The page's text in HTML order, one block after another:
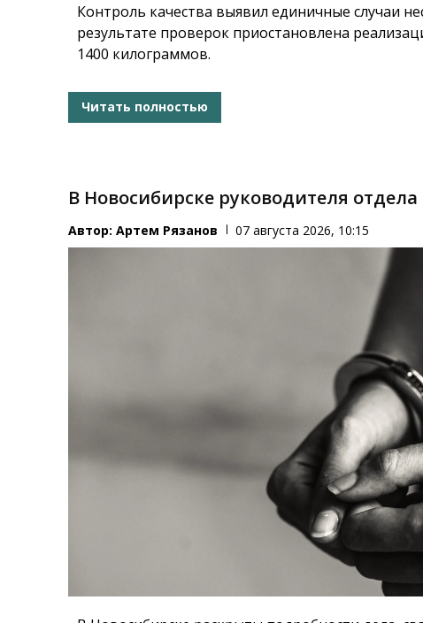
Контроль качества выявил единичные случаи
результате проверок приостановлена
1400 килограммов.
Читать полностью
В Новосибирске руководителя
Автор:Артем Рязанов 07 августа 2026, 10:15